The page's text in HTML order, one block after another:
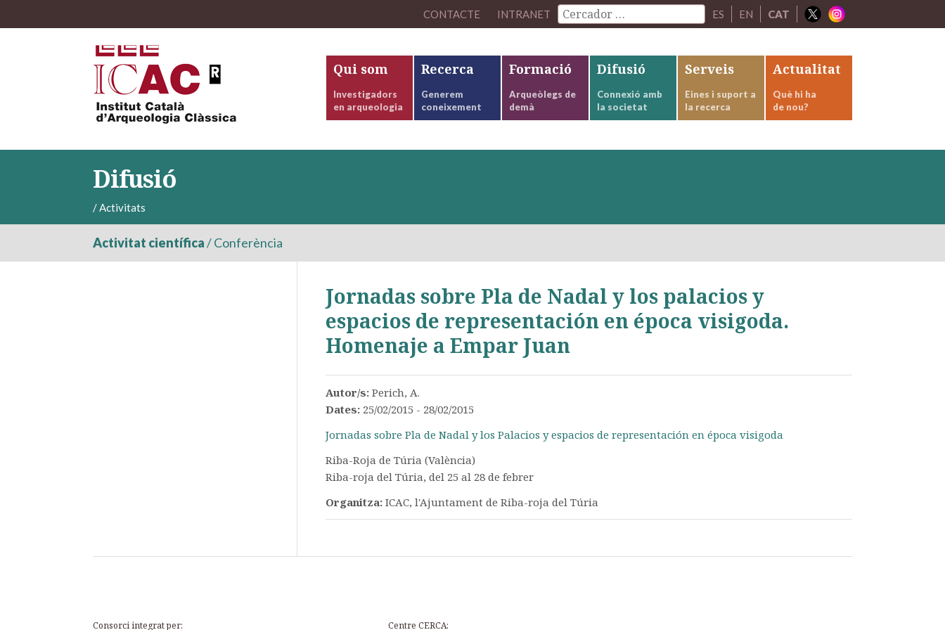
CONTACTE INTRANET ES EN CAT
Qui som
Investigadors
en arqueologia
Recerca
Generem
coneixement
Formació
Arqueòlegs de
demà
Difusió
Connexió amb
la societat
Serveis
Eines i suport a
la recerca
Actualitat
Què hi ha
de nou?
Difusió
/Activitats
Activitat científica/Conferència
Jornadas sobre Pla de Nadal y los palacios y
espacios de representación en época visigoda.
Homenaje a Empar Juan
Autor/s: Perich, A.
Dates: 25/02/2015 - 28/02/2015
Jornadas sobre Pla de Nadal y los Palacios y espacios de representación en época visigoda
Riba-Roja de Túria (València)
Riba-roja del Túria, del 25 al 28 de febrer
Organitza: ICAC, l'Ajuntament de Riba-roja del Túria
Consorci integrat per: Centre CERCA: